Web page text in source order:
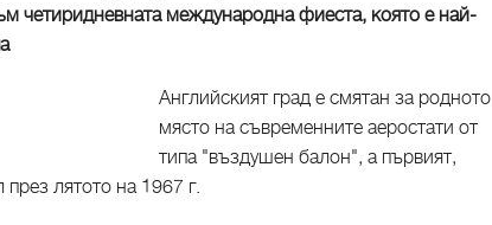
четиридневната международна фиеста, която е най-
Английският град е смятан за родното
място на съвременните аеростати от
типа "въздушен балон", а първият,
лятото на 1967 г.